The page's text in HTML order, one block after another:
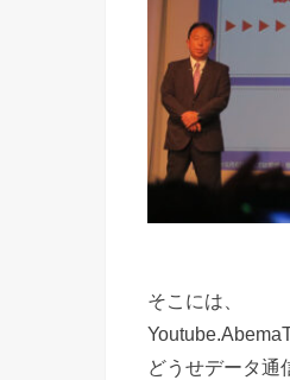
そこには、
どうせデータ通